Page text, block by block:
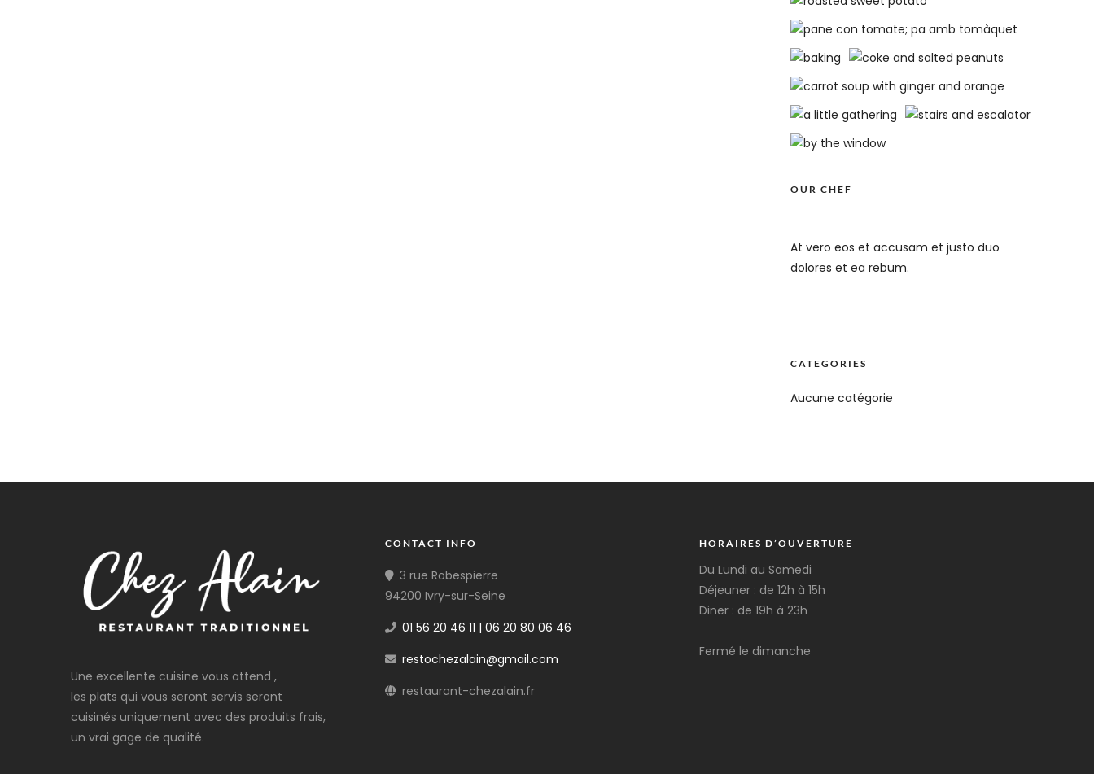
OUR CHEF
At vero eos et accusam et justo duo
dolores et ea rebum.
CATEGORIES
Aucune catégorie
Une excellente cuisine vous attend ,
les plats qui vous seront servis seront
cuisinés uniquement avec des produits frais,
un vrai gage de qualité.
CONTACT INFO
3 rue Robespierre
94200 Ivry-sur-Seine
01 56 20 46 11 | 06 20 80 06 46
restochezalain@gmail.com
restaurant-chezalain.fr
HORAIRES D’OUVERTURE
Du Lundi au Samedi
Déjeuner : de 12h à 15h
Diner : de 19h à 23h
Fermé le dimanche